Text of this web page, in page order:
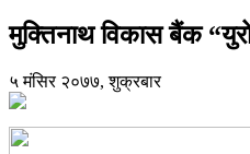
मुक्तिनाथ विकास बैंक
५ मंसिर २०७७, शुक्रबार